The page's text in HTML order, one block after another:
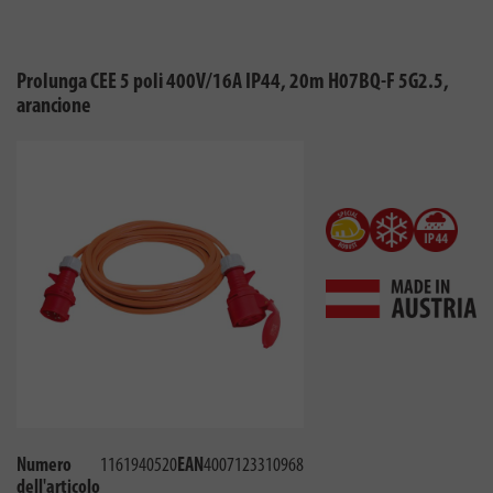
Prolunga CEE 5 poli 400V/16A IP44, 20m H07BQ-F 5G2.5,
arancione
Numero
dell'articolo
1161940520EAN4007123310968